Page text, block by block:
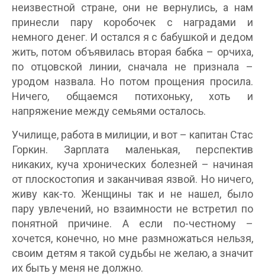
неизвестной стране, они не вернулись, а нам
принесли пару коробочек с наградами и
немного денег. И остался я с бабушкой и дедом
жить, потом объявилась вторая бабка – орчиха,
по отцовской линии, сначала не признала –
уродом назвала. Но потом прощения просила.
Ничего, общаемся потихоньку, хоть и
напряжение между семьями осталось.
Училище, работа в милиции, и вот – капитан Стас
Горкин. Зарплата маленькая, перспектив
никаких, куча хронических болезней – начиная
от плоскостопия и заканчивая язвой. Но ничего,
живу как-то. Женщины так и не нашел, было
пару увлечений, но взаимности не встретил по
понятной причине. А если по-честному –
хочется, конечно, но мне размножаться нельзя,
своим детям я такой судьбы не желаю, а значит
их быть у меня не должно.